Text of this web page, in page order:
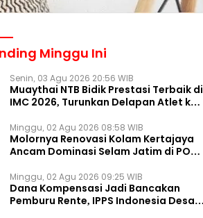
Minggu Ini
Senin, 03 Agu 2026 20:56 WIB
Muaythai NTB Bidik Prestasi Terbaik di
IMC 2026, Turunkan Delapan Atlet ke
Minggu, 02 Agu 2026 08:58 WIB
Molornya Renovasi Kolam Kertajaya
Ancam Dominasi Selam Jatim di PON
Minggu, 02 Agu 2026 09:25 WIB
Dana Kompensasi Jadi Bancakan
Pemburu Rente, IPPS Indonesia Desak